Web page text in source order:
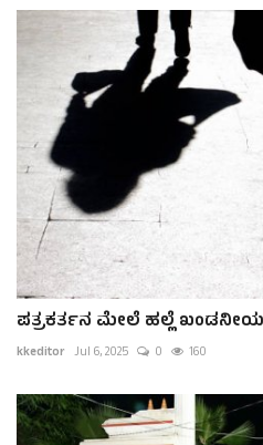
ಪತ್ರಕರ್ತನ ಮೇಲೆ ಹಲ್ಲೆ ಖಂಡನೀಯ:
kkeditor Jul 6, 2025 0 160